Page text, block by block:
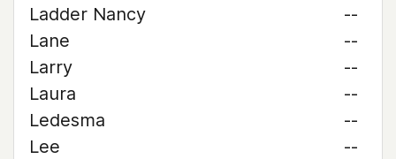
Ladder Nancy
--
Lane
--
Larry
--
Laura
--
Ledesma
--
Lee
--